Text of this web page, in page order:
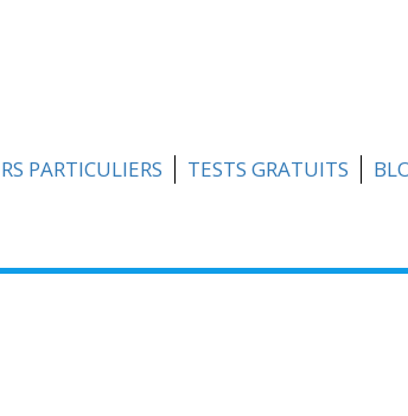
PARTICULIERS TESTS GRATUITS